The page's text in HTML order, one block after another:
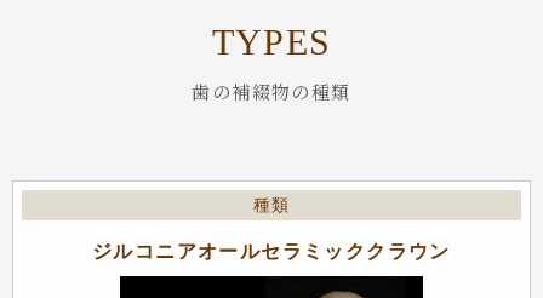
TYPES
歯の補綴物の種類
ジルコニアオールセラミッククラウン